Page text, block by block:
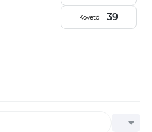
Követői 39